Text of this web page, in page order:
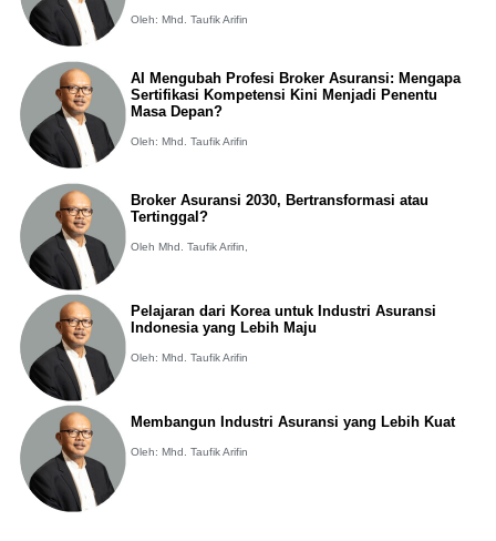
Oleh: Mhd. Taufik Arifin
AI Mengubah Profesi Broker Asuransi: Mengapa
Sertifikasi Kompetensi Kini Menjadi Penentu
Masa Depan?
Oleh: Mhd. Taufik Arifin
Broker Asuransi 2030, Bertransformasi atau
Tertinggal?
Oleh Mhd. Taufik Arifin,
Pelajaran dari Korea untuk Industri Asuransi
Indonesia yang Lebih Maju
Oleh: Mhd. Taufik Arifin
Membangun Industri Asuransi yang Lebih Kuat
Oleh: Mhd. Taufik Arifin